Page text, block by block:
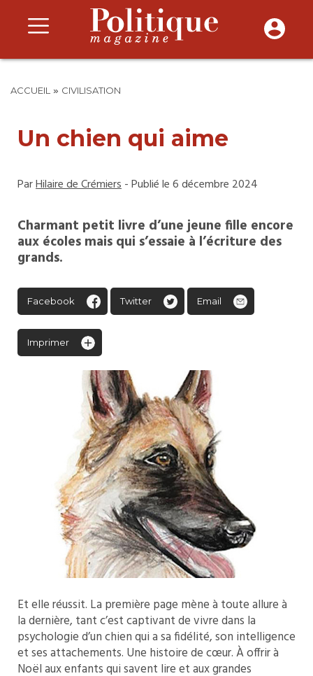
ACCUEIL » CIVILISATION
Un chien qui aime
ParHilaire de Crémiers- Publié le 6 décembre 2024
Charmant petit livre d’une jeune fille encore
aux écoles mais qui s’essaie à l’écriture des
grands.
Facebook Twitter Email
Imprimer
Et elle réussit. La première page mène à toute allure à
la dernière, tant c’est captivant de vivre dans la
psychologie d’un chien qui a sa fidélité, son intelligence
et ses attachements. Une histoire de cœur. À offrir à
Noël aux enfants qui savent lire et aux grandes